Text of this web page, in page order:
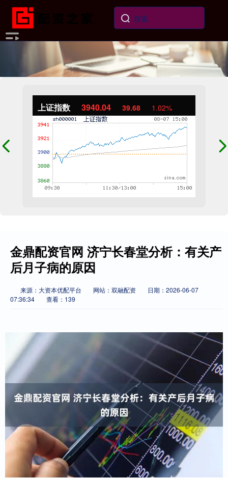
上证指数 3940.04 39.68 1.02%
金鼎配资官网 济宁长春堂分析：有关产
后月子病的原因
来源：大资本优配平台 网站：双融配资
日期：2026-06-07
07:36:34
查看：139